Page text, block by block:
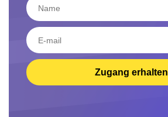
Zugang erhalten